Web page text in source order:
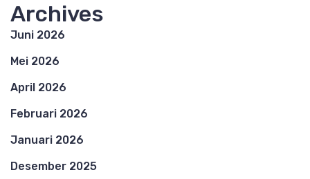
Archives
Juni 2026
Mei 2026
April 2026
Februari 2026
Januari 2026
Desember 2025